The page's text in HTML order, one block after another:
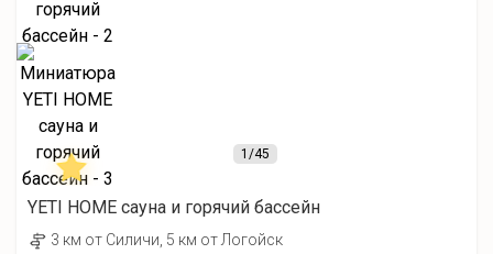
1/45
YETI HOME cауна и горячий бассейн
3 км от Силичи, 5 км от Логойск